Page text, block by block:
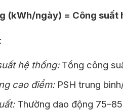
(kWh/ngày) = Công suất
hệ thống:Tổng công
cao điểm:PSH trung
Thường dao động